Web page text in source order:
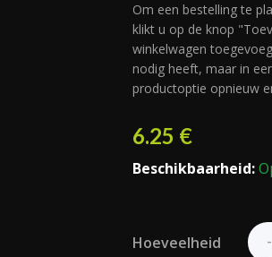
Om een bestelling te
klikt u op de knop
winkelwagen
nodig heeft, maar in
productoptie opnieuw
6.25 €
Beschikbaarheid:
Hoeveelheid